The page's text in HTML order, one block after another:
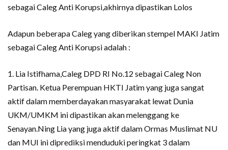
sebagai Caleg Anti Korupsi,akhirnya dipastikan Lolos
Adapun beberapa Caleg yang diberikan stempel MAKI Jatim
sebagai Caleg Anti Korupsi adalah :
1. Lia Istifhama,Caleg DPD RI No.12 sebagai Caleg Non
Partisan. Ketua Perempuan HKTI Jatim yang juga sangat
aktif dalam memberdayakan masyarakat lewat Dunia
UKM/UMKM ini dipastikan akan melenggang ke
Senayan.Ning Lia yang juga aktif dalam Ormas Muslimat NU
dan MUI ini diprediksi menduduki peringkat 3 dalam